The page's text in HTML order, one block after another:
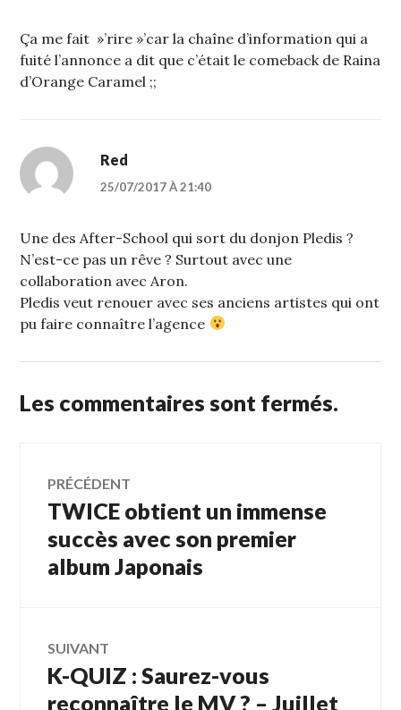
Ça me fait »’rire »’car la chaîne d’information qui a
fuité l’annonce a dit que c’était le comeback de Raina
d’Orange Caramel ;;
Red
25/07/2017 À 21:40
Une des After-School qui sort du donjon Pledis ?
N’est-ce pas un rêve ? Surtout avec une
collaboration avec Aron.
Pledis veut renouer avec ses anciens artistes qui ont
pu faire connaître l’agence
Les commentaires sont fermés.
Navigation
de
l’article
PRÉCÉDENT
Article
précédent :
TWICE obtient un immense
succès avec son premier
album Japonais
SUIVANT
Article
Suivant:
K-QUIZ : Saurez-vous
reconnaître le MV ? – Juillet